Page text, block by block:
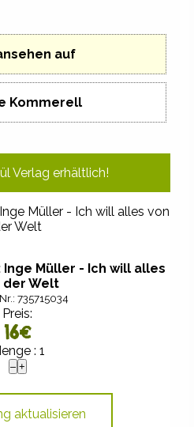
auf
Kommerell
Verlag erhältlich!
Müller - Ich will alles
der Welt
735715034
Preis:
16€
: 1